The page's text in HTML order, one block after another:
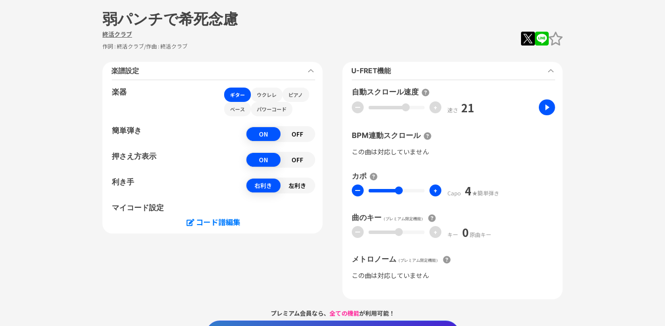
弱パンチで希死念慮
終活クラブ
作詞 :終活クラブ/作曲 :終活クラブ
楽譜設定
楽器 ギター ウクレレ
ピアノ
ベース
パワーコード
簡単弾き ON OFF
押さえ方表示 ON OFF
利き手 右利き 左利き
マイコード設定
コード譜編集
U-FRET機能
自動スクロール速度
ー + 速さ 21
BPM連動スクロール
この曲は対応していません
カポ
ー + Capo 4★簡単弾き
曲のキー （プレミアム限定機能）
ー + キー 0原曲キー
メトロノーム （プレミアム限定機能）
この曲は対応していません
プレミアム会員なら、 全ての機能が利用可能！